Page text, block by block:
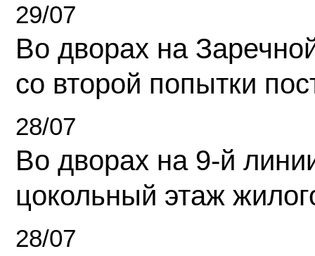
29/07
Во дворах на
со второй попытки
28/07
Во дворах на 9-й
цокольный этаж
28/07